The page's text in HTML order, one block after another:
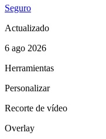
Seguro
Actualizado
6 ago 2026
Herramientas
Personalizar
Recorte de vídeo
Overlay